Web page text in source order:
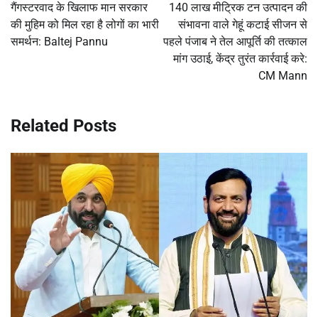
गैंगस्टरवाद के खिलाफ मान सरकार
की मुहिम को मिल रहा है लोगों का भारी
समर्थन: Baltej Pannu
140 लाख मीट्रिक टन उत्पादन की
संभावना वाले गेहूं कटाई सीजन से
पहले पंजाब ने तेल आपूर्ति की तत्काल
मांग उठाई, केंद्र तुरंत कार्रवाई करे:
CM Mann
Related Posts